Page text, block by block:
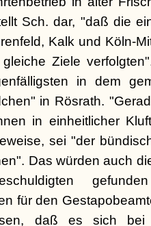
Sch. dar, "daß die
Kalk und Köln-
Ziele
in dem
in Rösrath.
in einheitlicher
sei "der
Das würden auch
für den
daß es sich